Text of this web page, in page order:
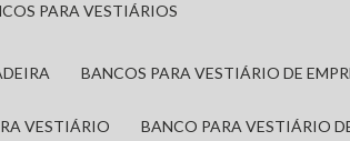
PARA VESTIÁRIOS
BANCOS PARA VESTIÁRIO DE
VESTIÁRIO BANCO PARA VESTIÁRIO